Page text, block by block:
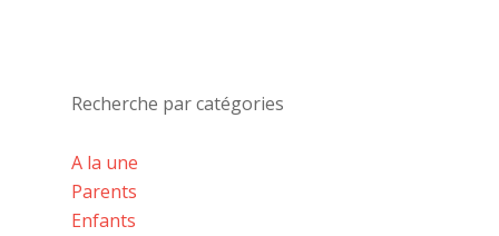
Recherche par catégories
A la une
Parents
Enfants